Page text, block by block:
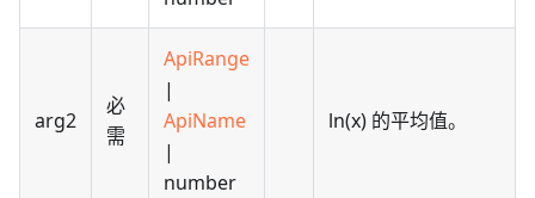
arg2
必
需
ApiRange
|
ApiName
|
number
ln(x) 的平均值。